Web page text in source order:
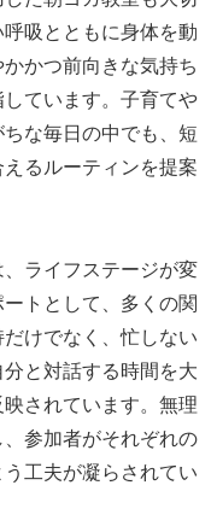
吸とともに身体を動
かつ前向きな気持ち
ています。子育てや
な毎日の中でも、短
るルーティンを提案
ライフステージが変
トとして、多くの関
けでなく、忙しない
と対話する時間を大
されています。無理
参加者がそれぞれの
工夫が凝らされてい